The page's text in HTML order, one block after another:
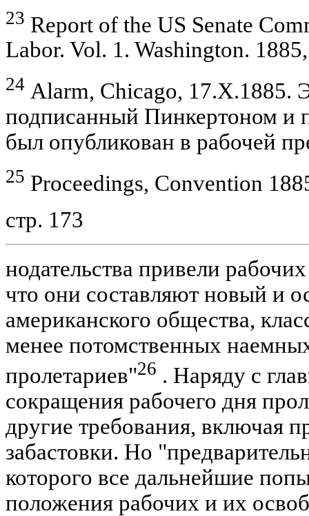
23 Report of the US Senate
Labor. Vol. 1. Washington.
24 Alarm, Chicago, 17.X.1885.
подписанный Пинкертоном и
был опубликован в рабочей
25 Proceedings, Convention
стр. 173
нодательства привели
что они составляют новый и
американского общества,
менее потомственных
пролетариев"26 . Наряду с
сокращения рабочего дня
другие требования, включая
забастовки. Но
которого все дальнейшие
положения рабочих и их